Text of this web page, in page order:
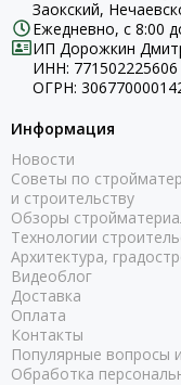
Заокский,
Ежедневно, с 8:00
ИП Дорожкин
ИНН: 771502225606
ОГРН:
Информация
Новости
Советы по
и строительству
Обзоры
Технологии
Архитектура,
Видеоблог
Доставка
Оплата
Контакты
Популярные вопросы
Обработка